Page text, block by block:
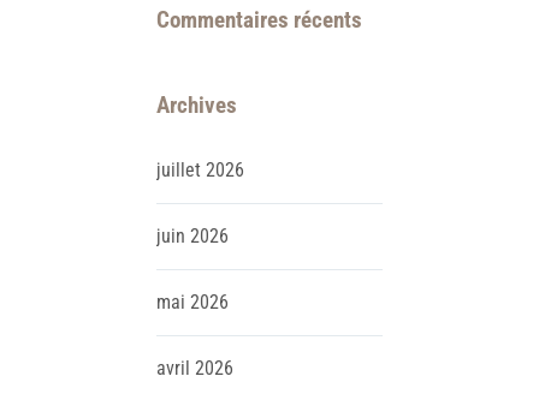
Commentaires récents
Archives
juillet 2026
juin 2026
mai 2026
avril 2026